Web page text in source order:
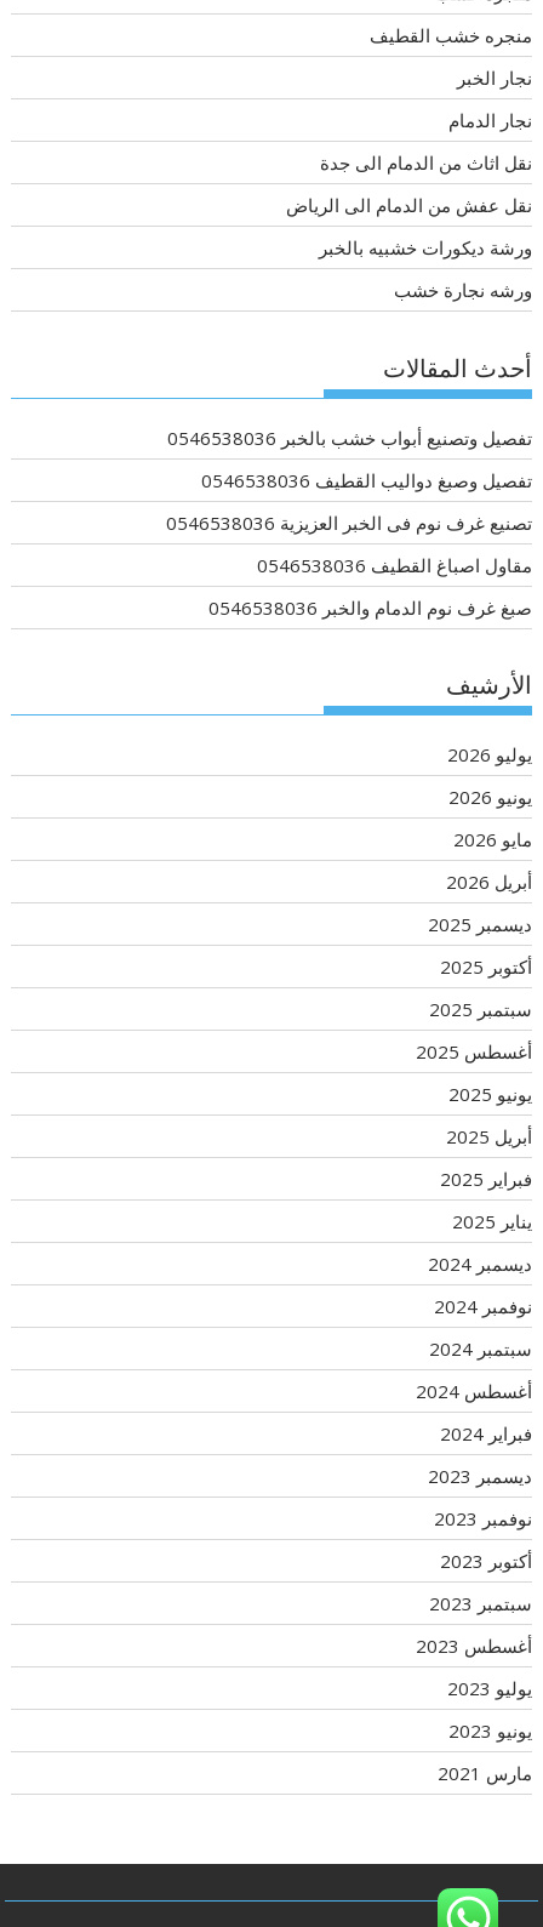
منجره خشب القطيف
نجار الخبر
نجار الدمام
نقل اثاث من الدمام الى جدة
نقل عفش من الدمام الى الرياض
ورشة ديكورات خشبيه بالخبر
ورشه نجارة خشب
أحدث المقالات
تفصيل وتصنيع أبواب خشب بالخبر 0546538036
تفصيل وصبغ دواليب القطيف 0546538036
تصنيع غرف نوم فى الخبر العزيزية 0546538036
مقاول اصباغ القطيف 0546538036
صبغ غرف نوم الدمام والخبر 0546538036
الأرشيف
يوليو 2026
يونيو 2026
مايو 2026
أبريل 2026
ديسمبر 2025
أكتوبر 2025
سبتمبر 2025
أغسطس 2025
يونيو 2025
أبريل 2025
فبراير 2025
يناير 2025
ديسمبر 2024
نوفمبر 2024
سبتمبر 2024
أغسطس 2024
فبراير 2024
ديسمبر 2023
نوفمبر 2023
أكتوبر 2023
سبتمبر 2023
أغسطس 2023
يوليو 2023
يونيو 2023
مارس 2021